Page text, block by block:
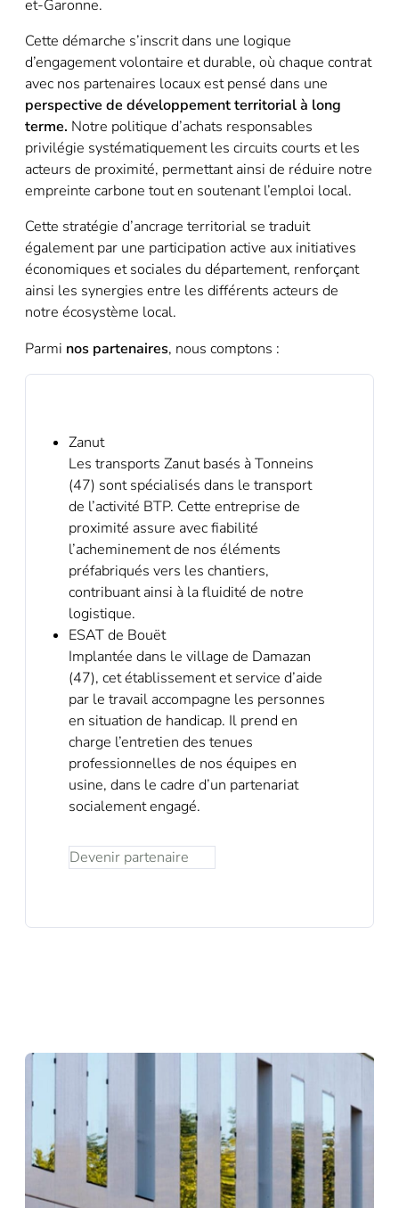
et-Garonne.
Cette démarche s’inscrit dans une logique
d’engagement volontaire et durable, où chaque contrat
avec nos partenaires locaux est pensé dans une
perspective de développement territorial à long
terme. Notre politique d’achats responsables
privilégie systématiquement les circuits courts et les
acteurs de proximité, permettant ainsi de réduire notre
empreinte carbone tout en soutenant l’emploi local.
Cette stratégie d’ancrage territorial se traduit
également par une participation active aux initiatives
économiques et sociales du département, renforçant
ainsi les synergies entre les différents acteurs de
notre écosystème local.
Parmi nos partenaires, nous comptons :
Zanut
Les transports Zanut basés à Tonneins
(47) sont spécialisés dans le transport
de l’activité BTP. Cette entreprise de
proximité assure avec fiabilité
l’acheminement de nos éléments
préfabriqués vers les chantiers,
contribuant ainsi à la fluidité de notre
logistique.
ESAT de Bouët
Implantée dans le village de Damazan
(47), cet établissement et service d’aide
par le travail accompagne les personnes
en situation de handicap. Il prend en
charge l’entretien des tenues
professionnelles de nos équipes en
usine, dans le cadre d’un partenariat
socialement engagé.
Devenir partenaire